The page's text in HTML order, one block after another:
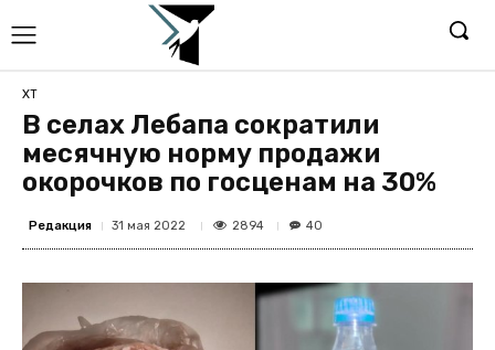
ХТ
В селах Лебапа сократили
месячную норму продажи
окорочков по госценам на 30%
Редакция 31 мая 2022 2894 40